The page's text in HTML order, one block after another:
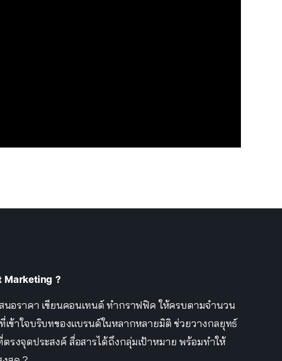
Marketing ?
นอราคา เขียนคอนเทนต์ ทำกราฟฟิค ให้ครบตามจำนวน
เข้าใจบริบทของแบรนด์ในหลากหลายมิติ ช่วยวางกลยุทธ์
งจุดประสงค์ สื่อสารได้ถึงกลุ่มเป้าหมาย พร้อมทำให้